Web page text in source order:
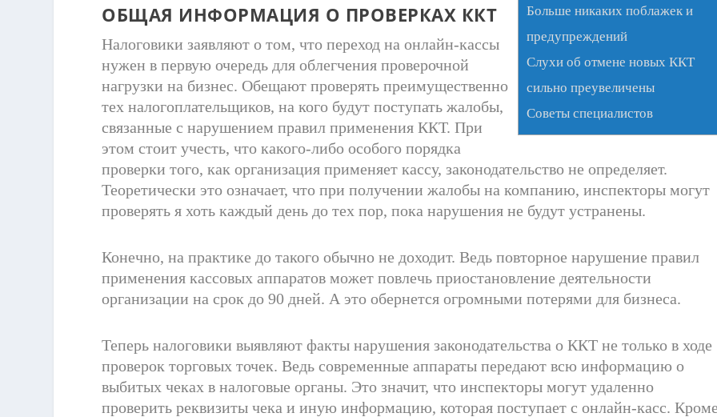
Больше никаких поблажек и
предупреждений
Слухи об отмене новых ККТ
сильно преувеличены
Советы специалистов
ОБЩАЯ ИНФОРМАЦИЯ О ПРОВЕРКАХ ККТ
Налоговики заявляют о том, что переход на онлайн-кассы
нужен в первую очередь для облегчения проверочной
нагрузки на бизнес. Обещают проверять преимущественно
тех налогоплательщиков, на кого будут поступать жалобы,
связанные с нарушением правил применения ККТ. При
этом стоит учесть, что какого-либо особого порядка
проверки того, как организация применяет кассу, законодательство не определяет.
Теоретически это означает, что при получении жалобы на компанию, инспекторы могут
проверять я хоть каждый день до тех пор, пока нарушения не будут устранены.
Конечно, на практике до такого обычно не доходит. Ведь повторное нарушение правил
применения кассовых аппаратов может повлечь приостановление деятельности
организации на срок до 90 дней. А это обернется огромными потерями для бизнеса.
Теперь налоговики выявляют факты нарушения законодательства о ККТ не только в ходе
проверок торговых точек. Ведь современные аппараты передают всю информацию о
выбитых чеках в налоговые органы. Это значит, что инспекторы могут удаленно
проверить реквизиты чека и иную информацию, которая поступает с онлайн-касс.